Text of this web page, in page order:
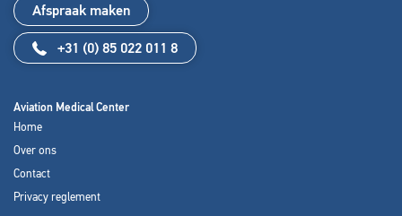
Afspraak maken
+31 (0) 85 022 011 8
Aviation Medical Center
Home
Over ons
Contact
Privacy reglement